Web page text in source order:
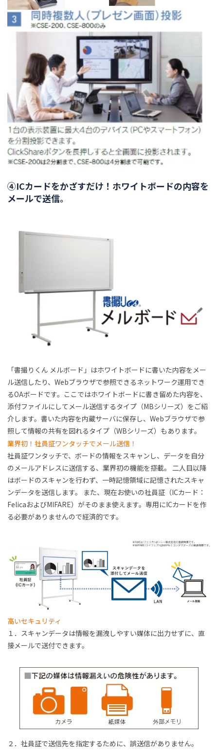
④ICカードをかざすだけ！ホワイトボードの内容を
メールで送信。
「書撮りくん メルボード」はホワイトボードに書いた内容をメー
ル送信したり、Webブラウザで参照できるネットワーク運用でき
るOAボードです。ここではホワイトボードに書き留めた内容を、
添付ファイルにしてメール送信するタイプ（MBシリーズ）をご紹
介します。書いた内容を内蔵サーバに保存し、Webブラウザで参
照して情報の共有を図れるタイプ（WBシリーズ）もあります。
業界初！社員証ワンタッチでメール送信！
社員証ワンタッチで、ボードの情報をスキャンし、データを自分
のメールアドレスに送信する、業界初の機能を搭載。 二人目以降
はボードのスキャンを行わず、一時記憶領域に記憶されたスキャ
ンデータを送信します。 また、現在お使いの社員証（ICカード：
FelicaおよびMIFARE）がそのまま使えます。専用にICカードを作
る必要がありませんので経済的です。
高いセキュリティ
１．スキャンデータは情報を漏洩しやすい媒体に出力せずに、直
接メールで送付できます。
２．社員証で送信先を指定するために、誤送信がありません。